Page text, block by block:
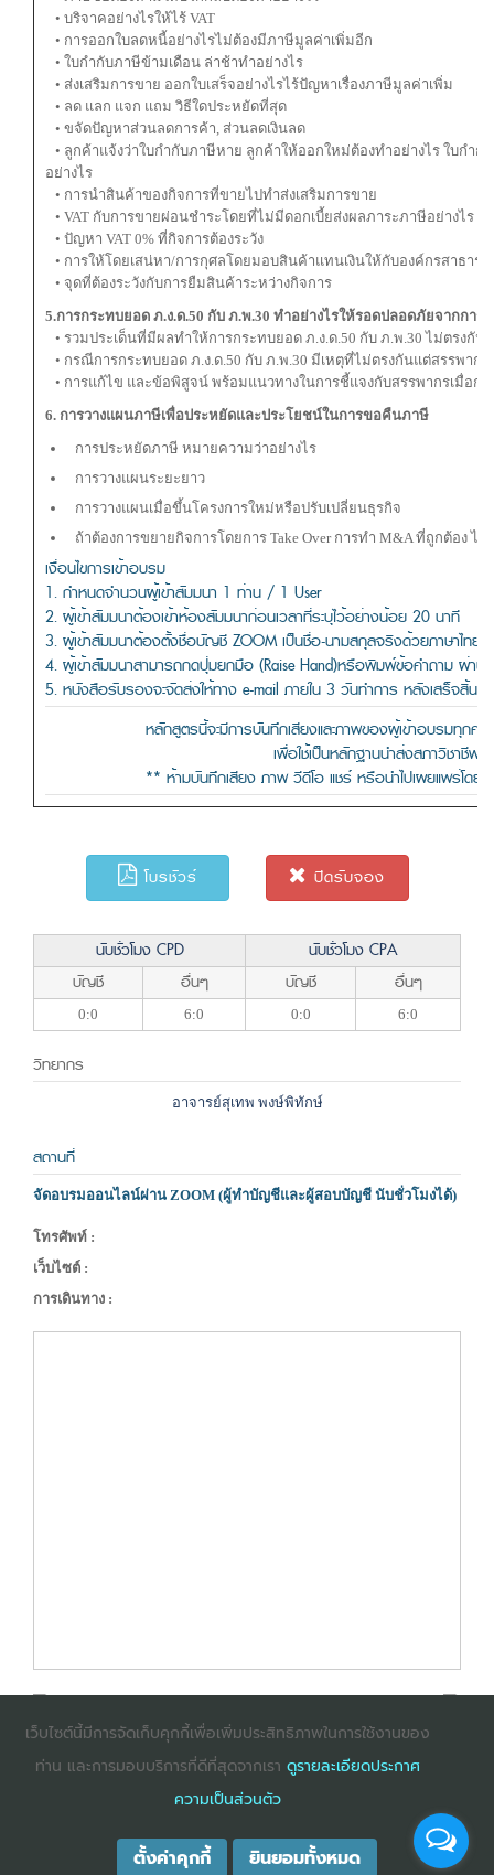
• บริจาคอย่างไรให้ไร้ VAT
• การออกใบลดหนี้อย่างไรไม่ต้องมีภาษีมูลค่าเพิ่มอีก
• ใบกำกับภาษีข้ามเดือน ล่าช้าทำอย่างไร
• ส่งเสริมการขาย ออกใบเสร็จอย่างไรไร้ปัญหาเรื่องภาษีมูลค่าเพิ่ม
• ลด แลก แจก แถม วิธีใดประหยัดที่สุด
• ขจัดปัญหาส่วนลดการค้า, ส่วนลดเงินลด
• ลูกค้าแจ้งว่าใบกำกับภาษีหาย ลูกค้าให้ออกใหม่ต้องทำอย่างไร ใบกำ
อย่างไร
• การนำสินค้าของกิจการที่ขายไปทำส่งเสริมการขาย
• VAT กับการขายผ่อนชำระโดยที่ไม่มีดอกเบี้ยส่งผลภาระภาษีอย่างไร
• ปัญหา VAT 0% ที่กิจการต้องระวัง
• การให้โดยเสน่หา/การกุศลโดยมอบสินค้าแทนเงินให้กับองค์กรสาธาร
• จุดที่ต้องระวังกับการยืมสินค้าระหว่างกิจการ
5.การกระทบยอด ภ.ง.ด.50 กับ ภ.พ.30 ทำอย่างไรให้รอดปลอดภัยจากการ
• รวมประเด็นที่มีผลทำให้การกระทบยอด ภ.ง.ด.50 กับ ภ.พ.30 ไม่ตรงกัน
• กรณีการกระทบยอด ภ.ง.ด.50 กับ ภ.พ.30 มีเหตุที่ไม่ตรงกันแต่สรรพากร
• การแก้ไข และข้อพิสูจน์ พร้อมแนวทางในการชี้แจงกับสรรพากรเมื่อก
6. การวางแผนภาษีเพื่อประหยัดและประโยชน์ในการขอคืนภาษี
การประหยัดภาษี หมายความว่าอย่างไร
การวางแผนระยะยาว
การวางแผนเมื่อขึ้นโครงการใหม่หรือปรับเปลี่ยนธุรกิจ
ถ้าต้องการขยายกิจการโดยการ Take Over การทำ M&A ที่ถูกต้อง ไ
เงื่อนไขการเข้าอบรม
1. กำหนดจำนวนผู้เข้าสัมมนา 1 ท่าน / 1 User
2. ผู้เข้าสัมมนาต้องเข้าห้องสัมมนาก่อนเวลาที่ระบุไว้อย่างน้อย 20 นาที
3. ผู้เข้าสัมมนาต้องตั้งชื่อบัญชี ZOOM เป็นชื่อ-นามสกุลจริงด้วยภาษาไทย
4. ผู้เข้าสัมมนาสามารถกดปุ่มยกมือ (Raise Hand)หรือพิมพ์ข้อคำถาม ผ่านท
5. หนังสือรับรองจะจัดส่งให้ทาง e-mail ภายใน 3 วันทำการ หลังเสร็จสิ้นก
หลักสูตรนี้จะมีการบันทึกเสียงและภาพของผู้เข้าอบรมทุกคน
เพื่อใช้เป็นหลักฐานนําส่งสภาวิชาชีพ
** ห้ามบันทึกเสียง ภาพ วีดีโอ แชร์ หรือนำไปเผยแพร่โดย
โบรชัวร์ ปิดรับจอง
นับชั่วโมง CPD
นับชั่วโมง CPA
บัญชี
อื่นๆ บัญชี อื่นๆ
0:0 6:0 0:0 6:0
วิทยากร
อาจารย์สุเทพ พงษ์พิทักษ์
สถานที่
จัดอบรมออนไลน์ผ่าน ZOOM (ผู้ทำบัญชีและผู้สอบบัญชี นับชั่วโมงได้)
โทรศัพท์ :
เว็บไซต์ :
การเดินทาง :
: InternetExplorer เวอร์ชั่น 10 ขึ้นไป
: Chrome เวอร์ชั่น 58 ขึ้นไป
COPYRIGHT ©2025DHARMNITI SEMINAR AND TRAINING CO., LTDALL
เว็บไซต์นี้มีการจัดเก็บคุกกี้เพื่อเพิ่มประสิทธิภาพในการใช้งานของ
ท่าน และการมอบบริการที่ดีที่สุดจากเรา ดูรายละเอียดประกาศ
ความเป็นส่วนตัว
ตั้งค่าคุกกี้ ยินยอมทั้งหมด